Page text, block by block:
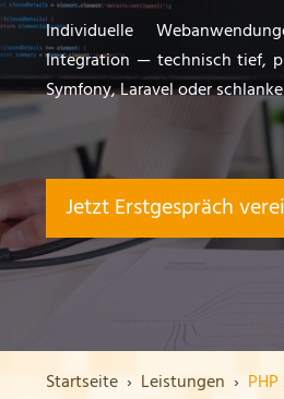
Individuelle
Integration — technisch tief,
Symfony, Laravel oder
Jetzt Erstgespräch
Startseite Leistungen